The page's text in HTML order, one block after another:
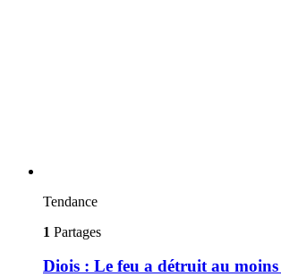
Tendance
1 Partages
Diois : Le feu a détruit au moins